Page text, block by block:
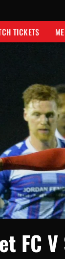
TICKETS
FC